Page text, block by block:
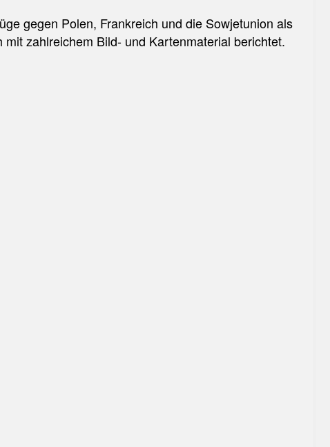
gegen Polen, Frankreich und die Sowjetunion als
zahlreichem Bild- und Kartenmaterial berichtet.